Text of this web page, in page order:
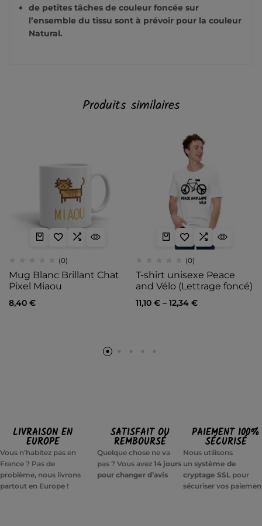
de petites tâches de couleur foncée sur
l’ensemble du tissu sont à prévoir pour la couleur
Natural.
Produits similaires
(0)
Mug Blanc Brillant Chat
Pixel Miaou
8,40 €
(0)
T-shirt unisexe Peace
and Vélo (Lettrage foncé)
11,10 €– 12,34 €
LIVRAISON EN
EUROPE
Vous n’habitez pas en
France ? Pas de
problème, nous livrons
partout en Europe !
SATISFAIT OU
REMBOURSÉ
Quelque chose ne va
pas ? Vous avez14 jours
pour changer d’avis
PAIEMENT 100%
SÉCURISÉ
Nous utilisons
un système de
cryptage SSLpour
sécuriser vos